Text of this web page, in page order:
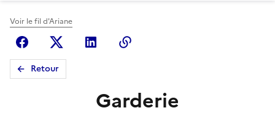
Voir le fil d'Ariane
FacebookX (anciennement Twitter)
Linkedin
Retour
Garderie